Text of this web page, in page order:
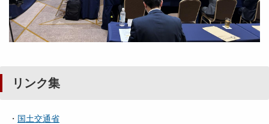
リンク集
・ 国土交通省